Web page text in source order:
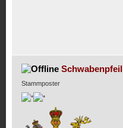
Schwabenpfeil
Stammposter